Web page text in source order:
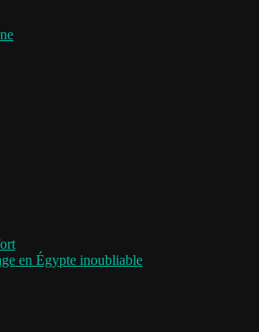
en Égypte inoubliable